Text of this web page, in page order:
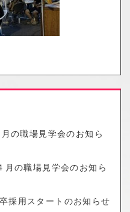
の職場見学会のお知ら
月の職場見学会のお知ら
採用スタートのお知らせ